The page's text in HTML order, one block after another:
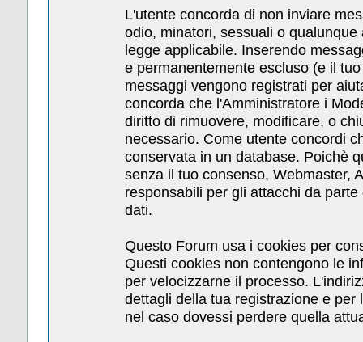
L'utente concorda di non inviare
odio, minatori, sessuali o
legge applicabile. Inserendo
e permanentemente escluso (e il
messaggi vengono registrati per
concorda che l'Amministratore i
diritto di rimuovere, modificare, o
necessario. Come utente concordi
conservata in un database. Poichè
senza il tuo consenso, Webmaster,
responsabili per gli attacchi da
dati.
Questo Forum usa i cookies per
Questi cookies non contengono le
per velocizzarne il processo.
dettagli della tua registrazione e
nel caso dovessi perdere quella